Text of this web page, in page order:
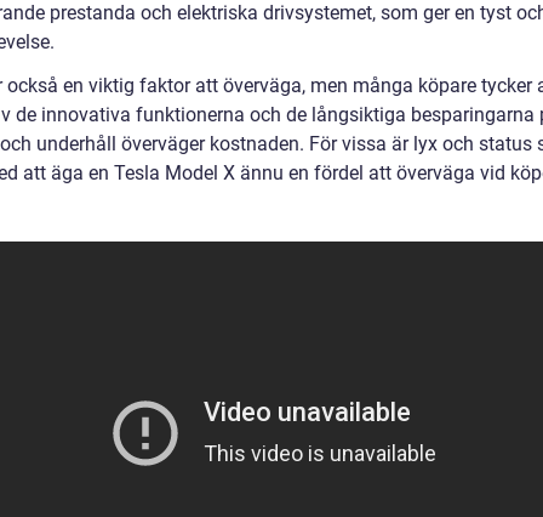
prestanda och elektriska drivsystemet, som ger en tyst
också en viktig faktor att överväga, men många köpare tycker
de innovativa funktionerna och de långsiktiga besparingarna
underhåll överväger kostnaden. För vissa är lyx och status
att äga en Tesla Model X ännu en fördel att överväga vid